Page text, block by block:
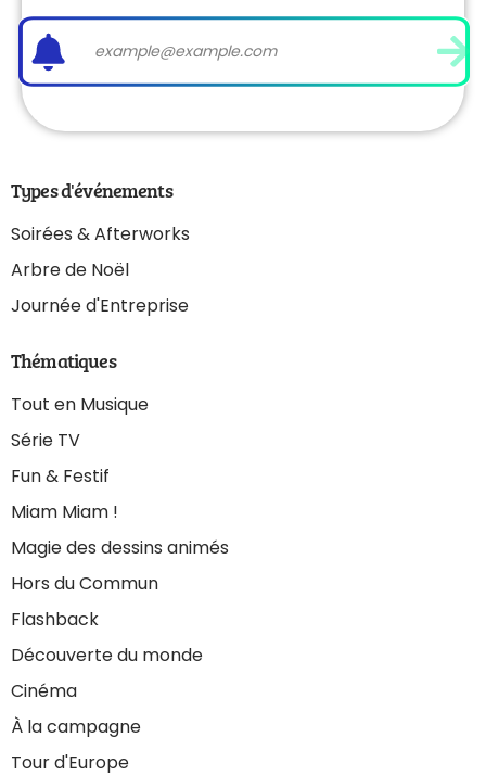
Types d'événements
Soirées & Afterworks
Arbre de Noël
Journée d'Entreprise
Thématiques
Tout en Musique
Série TV
Fun & Festif
Miam Miam !
Magie des dessins animés
Hors du Commun
Flashback
Découverte du monde
Cinéma
À la campagne
Tour d'Europe